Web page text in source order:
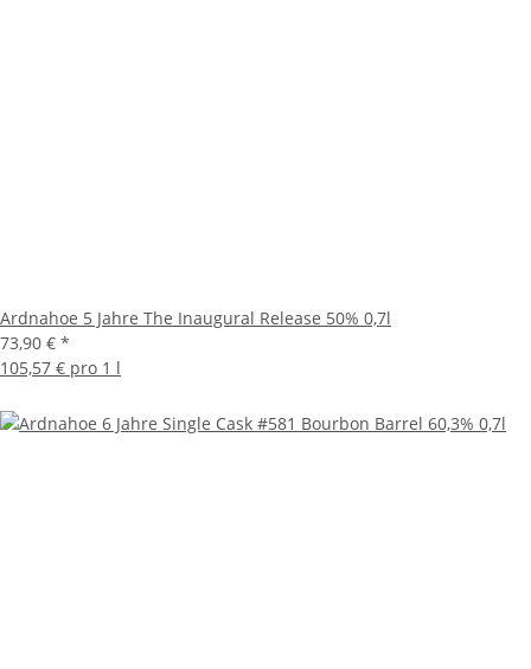
Ardnahoe 5 Jahre The Inaugural Release 50% 0,7l
73,90 € *
105,57 € pro 1 l